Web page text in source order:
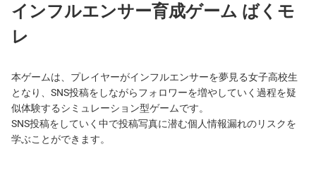
インフルエンサー育成ゲーム ばくモ
レ
本ゲームは、プレイヤーがインフルエンサーを夢見る女子高校生
となり、SNS投稿をしながらフォロワーを増やしていく過程を疑
似体験するシミュレーション型ゲームです。
SNS投稿をしていく中で投稿写真に潜む個人情報漏れのリスクを
学ぶことができます。